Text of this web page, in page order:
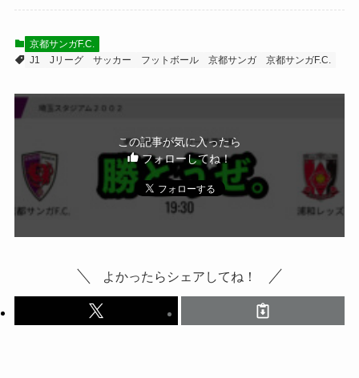
京都サンガF.C.
J1
Jリーグ サッカー フットボール 京都サンガ 京都サンガF.C.
この記事が気に入ったら
フォローしてね！
よかったらシェアしてね！